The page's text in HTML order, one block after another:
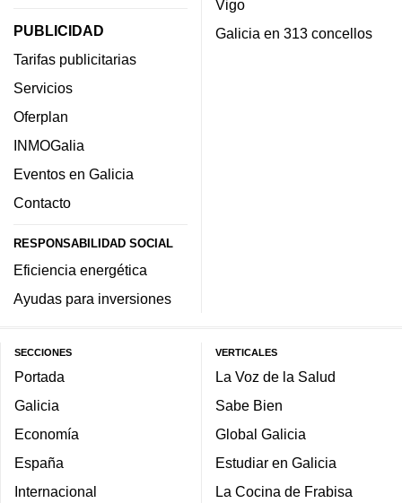
PUBLICIDAD
Tarifas publicitarias
Servicios
Oferplan
INMOGalia
Eventos en Galicia
Contacto
RESPONSABILIDAD SOCIAL
Eficiencia energética
Ayudas para inversiones
Vigo
Galicia en 313 concellos
SECCIONES
Portada
Galicia
Economía
España
Internacional
VERTICALES
La Voz de la Salud
Sabe Bien
Global Galicia
Estudiar en Galicia
La Cocina de Frabisa